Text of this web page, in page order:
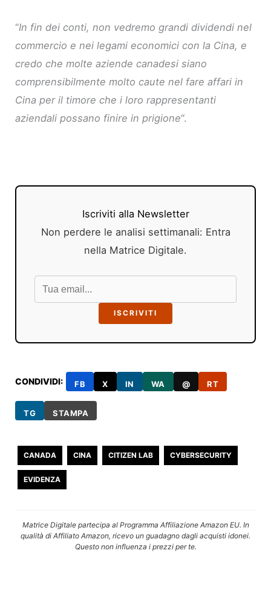
“In fin dei conti, non vedremo grandi dividendi nel
commercio e nei legami economici con la Cina, e
credo che molte aziende canadesi siano
comprensibilmente molto caute nel fare affari in
Cina per il timore che i loro rappresentanti
aziendali possano finire in prigione“.
Iscriviti alla Newsletter
Non perdere le analisi settimanali: Entra
nella Matrice Digitale.
ISCRIVITI
CONDIVIDI: FB X IN WA @ RT
TG STAMPA
CANADA CINA CITIZEN LAB CYBERSECURITY
EVIDENZA
Matrice Digitale partecipa al Programma Affiliazione Amazon EU. In
qualità di Affiliato Amazon, ricevo un guadagno dagli acquisti idonei.
Questo non influenza i prezzi per te.